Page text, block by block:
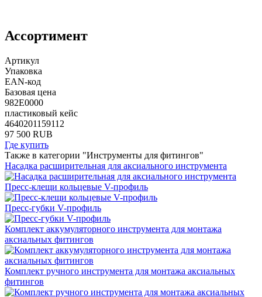
Ассортимент
Артикул
Упаковка
EAN-код
Базовая цена
982E0000
пластиковый кейс
4640201159112
97 500 RUB
Где купить
Также в категории "Инструменты для фитингов"
Насадка расширительная для аксиального инструмента
Пресс-клещи кольцевые V-профиль
Пресс-губки V-профиль
Комплект аккумуляторного инструмента для монтажа
аксиальных фитингов
Комплект ручного инструмента для монтажа аксиальных
фитингов